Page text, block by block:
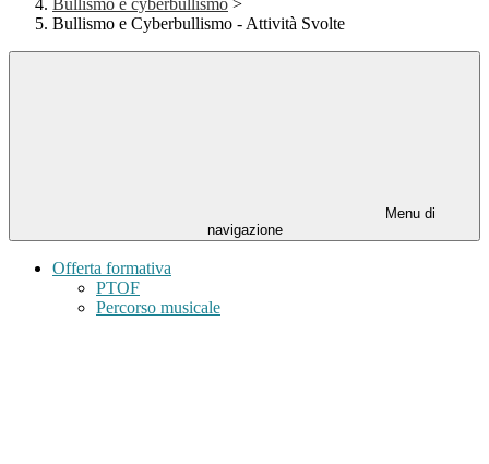
Bullismo e cyberbullismo >
Bullismo e Cyberbullismo - Attività Svolte
Menu di
navigazione
Offerta formativa
PTOF
Percorso musicale